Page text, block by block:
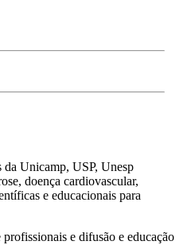
da Unicamp, USP, Unesp
doença cardiovascular,
e educacionais para
e difusão e educação